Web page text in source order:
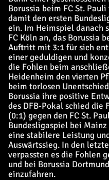
Borussia beim FC St.
damit den ersten
ein. Im Heimspiel danach
FC Köln an, das Borussia
Auftritt mit 3:1 für sich
einer geduldigen und
die Fohlen beim
Heidenheim den vierten
beim torlosen
Borussia ihre positive
des DFB-Pokal schied die
(0:1) gegen den FC St.
Bundesligaspiel bei
eine stabilere Leistung
Auswärtssieg. In den
verpassten es die Fohlen
und bei Borussia
einzufahren.